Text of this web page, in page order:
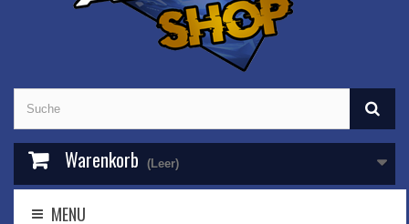
Warenkorb (Leer)
MENU